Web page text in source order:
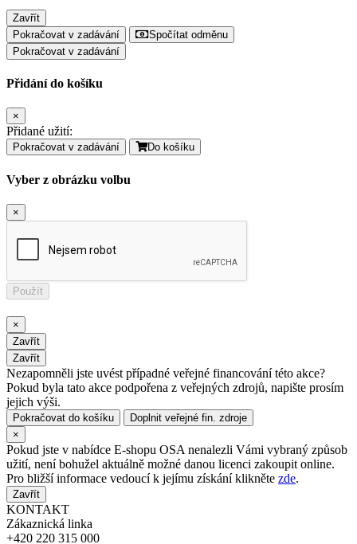
Zavřít
Pokračovat v zadávání
Spočítat odměnu
Pokračovat v zadávání
Přidání do košíku
×
Přidané užití:
Pokračovat v zadávání Do košíku
Vyber z obrázku volbu
×
Použít
×
Zavřít
Zavřít
Nezapomněli jste uvést případné veřejné financování této akce?
Pokud byla tato akce podpořena z veřejných zdrojů, napište prosím
jejich výši.
Pokračovat do košíku
Doplnit veřejné fin. zdroje
×
Pokud jste v nabídce E-shopu OSA nenalezli Vámi vybraný způsob
užití, není bohužel aktuálně možné danou licenci zakoupit online.
Pro bližší informace vedoucí k jejímu získání klikněte zde.
Zavřít
KONTAKT
Zákaznická linka
+420 220 315 000